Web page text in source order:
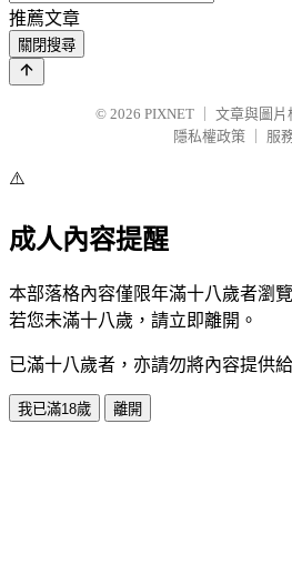
推薦文章
關閉搜尋
© 2026 PIXNET
文章與圖片
隱私權政策
服
⚠️
成人內容提醒
本部落格內容僅限年滿十八歲者瀏覽
若您未滿十八歲，請立即離開。
已滿十八歲者，亦請勿將內容提供
我已滿18歲 離開